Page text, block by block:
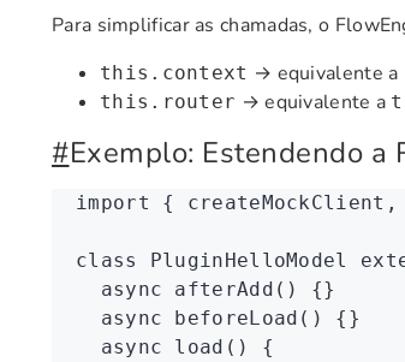
Para simplificar as chamadas, o
this.context → equivalente a
this.router → equivalente a
#Exemplo: Estendendo a
import { createMockClient ,
class PluginHelloModel
  async
afterAdd () {}
  async
beforeLoad () {}
  async
load () {